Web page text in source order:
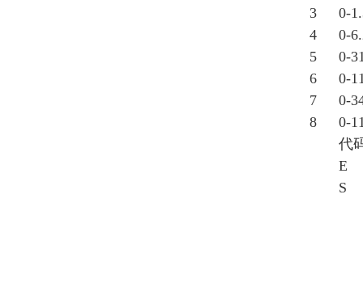
3
0-
4
0-
5
0-
6
0-
7
0-
8
0-
代
E
S